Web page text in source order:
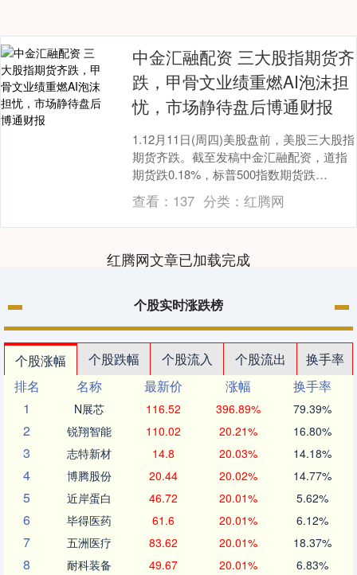
中金汇融配资 三大股指期货齐
跌，甲骨文业绩重燃AI泡沫担
忧，市场静待盘后博通财报
1.12月11日(周四)美股盘前，美股三大股指
期货齐跌。截至发稿中金汇融配资，道指
期货跌0.18%，标普500指数期货跌
0.57%，纳指期货跌0.78%。 2.....
查看： 137 分类： 红腾网
红腾网文章已加载完成
个股实时涨跌榜
个股涨幅 个股跌幅 个股流入 个股流出
换手率
排名
名称 最新价 涨幅
换手率
1
N展芯 116.52 396.89% 79.39%
2 锐翔智能 110.02 20.21% 16.80%
3 志特新材 14.8 20.03% 14.18%
4 博腾股份 20.44 20.02% 14.77%
5 近岸蛋白 46.72 20.01% 5.62%
6 毕得医药 61.6 20.01% 6.12%
7 五洲医疗 83.62 20.01% 18.37%
8 耐科装备 49.67 20.01% 6.83%